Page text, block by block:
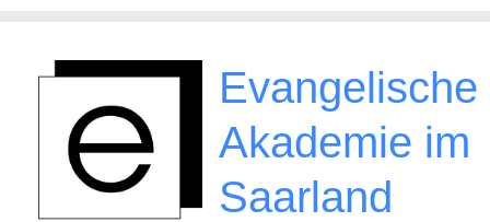
Evangelische
Akademie im
Saarland